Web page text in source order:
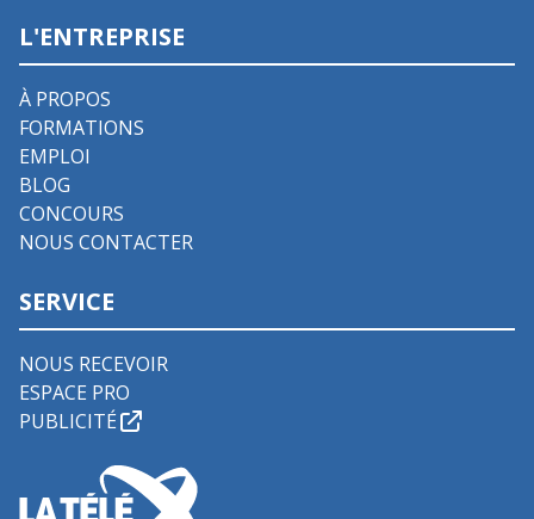
L'ENTREPRISE
À PROPOS
FORMATIONS
EMPLOI
BLOG
CONCOURS
NOUS CONTACTER
SERVICE
NOUS RECEVOIR
ESPACE PRO
PUBLICITÉ